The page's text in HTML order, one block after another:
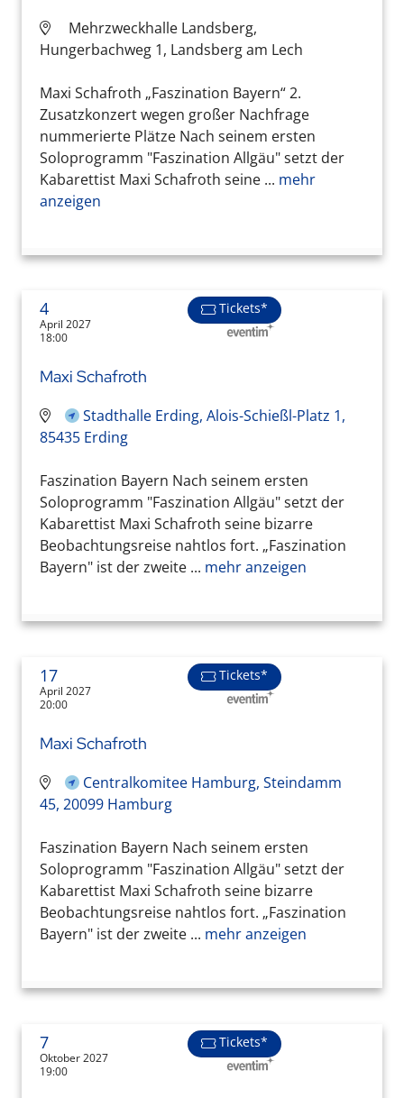
Mehrzweckhalle Landsberg,
Hungerbachweg 1, Landsberg am Lech
Maxi Schafroth „Faszination Bayern“ 2.
Zusatzkonzert wegen großer Nachfrage
nummerierte Plätze Nach seinem ersten
Soloprogramm "Faszination Allgäu" setzt der
Kabarettist Maxi Schafroth seine ... mehr
anzeigen
4
April 2027
18:00
Tickets*
Maxi Schafroth
Stadthalle Erding, Alois-Schießl-Platz 1,
85435 Erding
Faszination Bayern Nach seinem ersten
Soloprogramm "Faszination Allgäu" setzt der
Kabarettist Maxi Schafroth seine bizarre
Beobachtungsreise nahtlos fort. „Faszination
Bayern" ist der zweite ... mehr anzeigen
17
April 2027
20:00
Tickets*
Maxi Schafroth
Centralkomitee Hamburg, Steindamm
45, 20099 Hamburg
Faszination Bayern Nach seinem ersten
Soloprogramm "Faszination Allgäu" setzt der
Kabarettist Maxi Schafroth seine bizarre
Beobachtungsreise nahtlos fort. „Faszination
Bayern" ist der zweite ... mehr anzeigen
7
Oktober 2027
19:00
Tickets*